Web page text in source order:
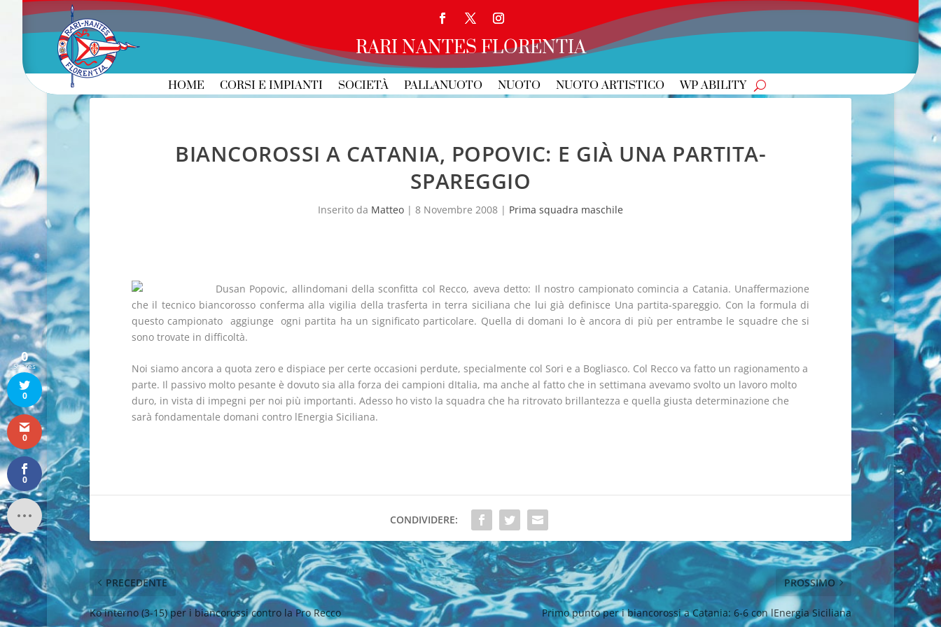
RARI NANTES FLORENTIA
HOME CORSI E IMPIANTI SOCIETÀ PALLANUOTO NUOTO NUOTO ARTISTICO WP ABILITY
BIANCOROSSI A CATANIA, POPOVIC: E GIÀ UNA PARTITA-
SPAREGGIO
Inserito da Matteo | 8 Novembre 2008 | Prima squadra maschile
Dusan Popovic, allindomani della sconfitta col Recco, aveva detto: Il nostro campionato comincia a Catania. Unaffermazione
che il tecnico biancorosso conferma alla vigilia della trasferta in terra siciliana che lui già definisce Una partita-spareggio. Con la formula di
questo campionato  aggiunge  ogni partita ha un significato particolare. Quella di domani lo è ancora di più per entrambe le squadre che si
sono trovate in difficoltà.
Noi siamo ancora a quota zero e dispiace per certe occasioni perdute, specialmente col Sori e a Bogliasco. Col Recco va fatto un ragionamento a
parte. Il passivo molto pesante è dovuto sia alla forza dei campioni dItalia, ma anche al fatto che in settimana avevamo svolto un lavoro molto
duro, in vista di impegni per noi più importanti. Adesso ho visto la squadra che ha ritrovato brillantezza e quella giusta determinazione che
sarà fondamentale domani contro lEnergia Siciliana.
CONDIVIDERE:
PRECEDENTE
Ko interno (3-15) per i biancorossi contro la Pro Recco
PROSSIMO
Primo punto per i biancorossi a Catania: 6-6 con lEnergia Siciliana
0
Shares
0
0
0